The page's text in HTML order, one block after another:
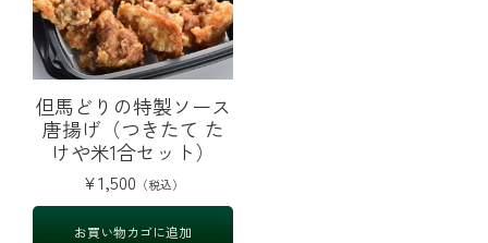
但馬どりの特製ソース
唐揚げ（つきたて た
けや米1合セット）
¥1,500
お買い物カゴに追加